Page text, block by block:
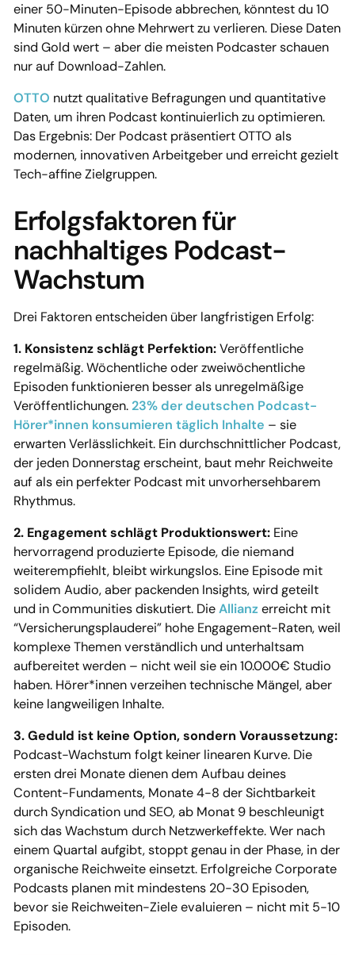
einer 50-Minuten-Episode abbrechen, könntest du 10
Minuten kürzen ohne Mehrwert zu verlieren. Diese Daten
sind Gold wert – aber die meisten Podcaster schauen
nur auf Download-Zahlen.
OTTO nutzt qualitative Befragungen und quantitative
Daten, um ihren Podcast kontinuierlich zu optimieren.
Das Ergebnis: Der Podcast präsentiert OTTO als
modernen, innovativen Arbeitgeber und erreicht gezielt
Tech-affine Zielgruppen.
Erfolgsfaktoren für
nachhaltiges Podcast-
Wachstum
Drei Faktoren entscheiden über langfristigen Erfolg:
1. Konsistenz schlägt Perfektion:Veröffentliche
regelmäßig. Wöchentliche oder zweiwöchentliche
Episoden funktionieren besser als unregelmäßige
Veröffentlichungen. 23% der deutschen Podcast-
Hörer*innen konsumieren täglich Inhalte – sie
erwarten Verlässlichkeit. Ein durchschnittlicher Podcast,
der jeden Donnerstag erscheint, baut mehr Reichweite
auf als ein perfekter Podcast mit unvorhersehbarem
Rhythmus.
2. Engagement schlägt Produktionswert: Eine
hervorragend produzierte Episode, die niemand
weiterempfiehlt, bleibt wirkungslos. Eine Episode mit
solidem Audio, aber packenden Insights, wird geteilt
und in Communities diskutiert. DieAllianz erreicht mit
“Versicherungsplauderei” hohe Engagement-Raten, weil
komplexe Themen verständlich und unterhaltsam
aufbereitet werden – nicht weil sie ein 10.000€ Studio
haben. Hörer*innen verzeihen technische Mängel, aber
keine langweiligen Inhalte.
3. Geduld ist keine Option, sondern Voraussetzung:
Podcast-Wachstum folgt keiner linearen Kurve. Die
ersten drei Monate dienen dem Aufbau deines
Content-Fundaments, Monate 4-8 der Sichtbarkeit
durch Syndication und SEO, ab Monat 9 beschleunigt
sich das Wachstum durch Netzwerkeffekte. Wer nach
einem Quartal aufgibt, stoppt genau in der Phase, in der
organische Reichweite einsetzt. Erfolgreiche Corporate
Podcasts planen mit mindestens 20-30 Episoden,
bevor sie Reichweiten-Ziele evaluieren – nicht mit 5-10
Episoden.